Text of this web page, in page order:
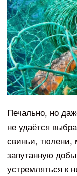
Печально, но
не удаётся
свиньи, тюлени,
запутанную
устремляться к